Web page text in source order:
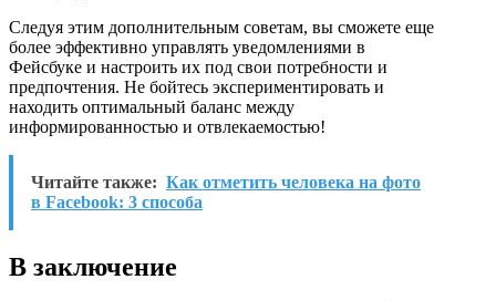
Следуя этим дополнительным советам, вы сможете еще
более эффективно управлять уведомлениями в
Фейсбуке и настроить их под свои потребности и
предпочтения. Не бойтесь экспериментировать и
находить оптимальный баланс между
информированностью и отвлекаемостью!
Читайте также: Как отметить человека на фото
в Facebook: 3 способа
В заключение